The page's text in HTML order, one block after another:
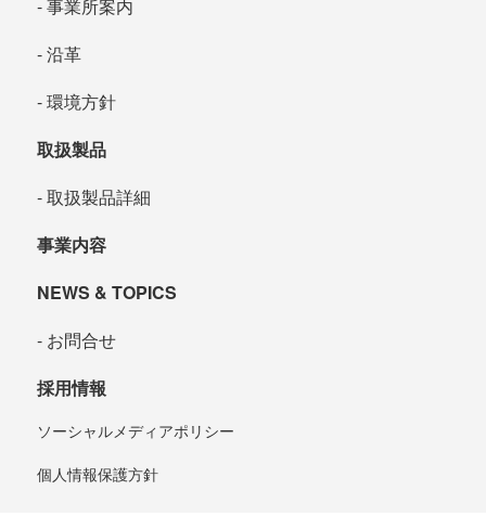
事業所案内
沿革
環境方針
取扱製品
取扱製品詳細
事業内容
NEWS & TOPICS
お問合せ
採用情報
ソーシャルメディアポリシー
個人情報保護方針